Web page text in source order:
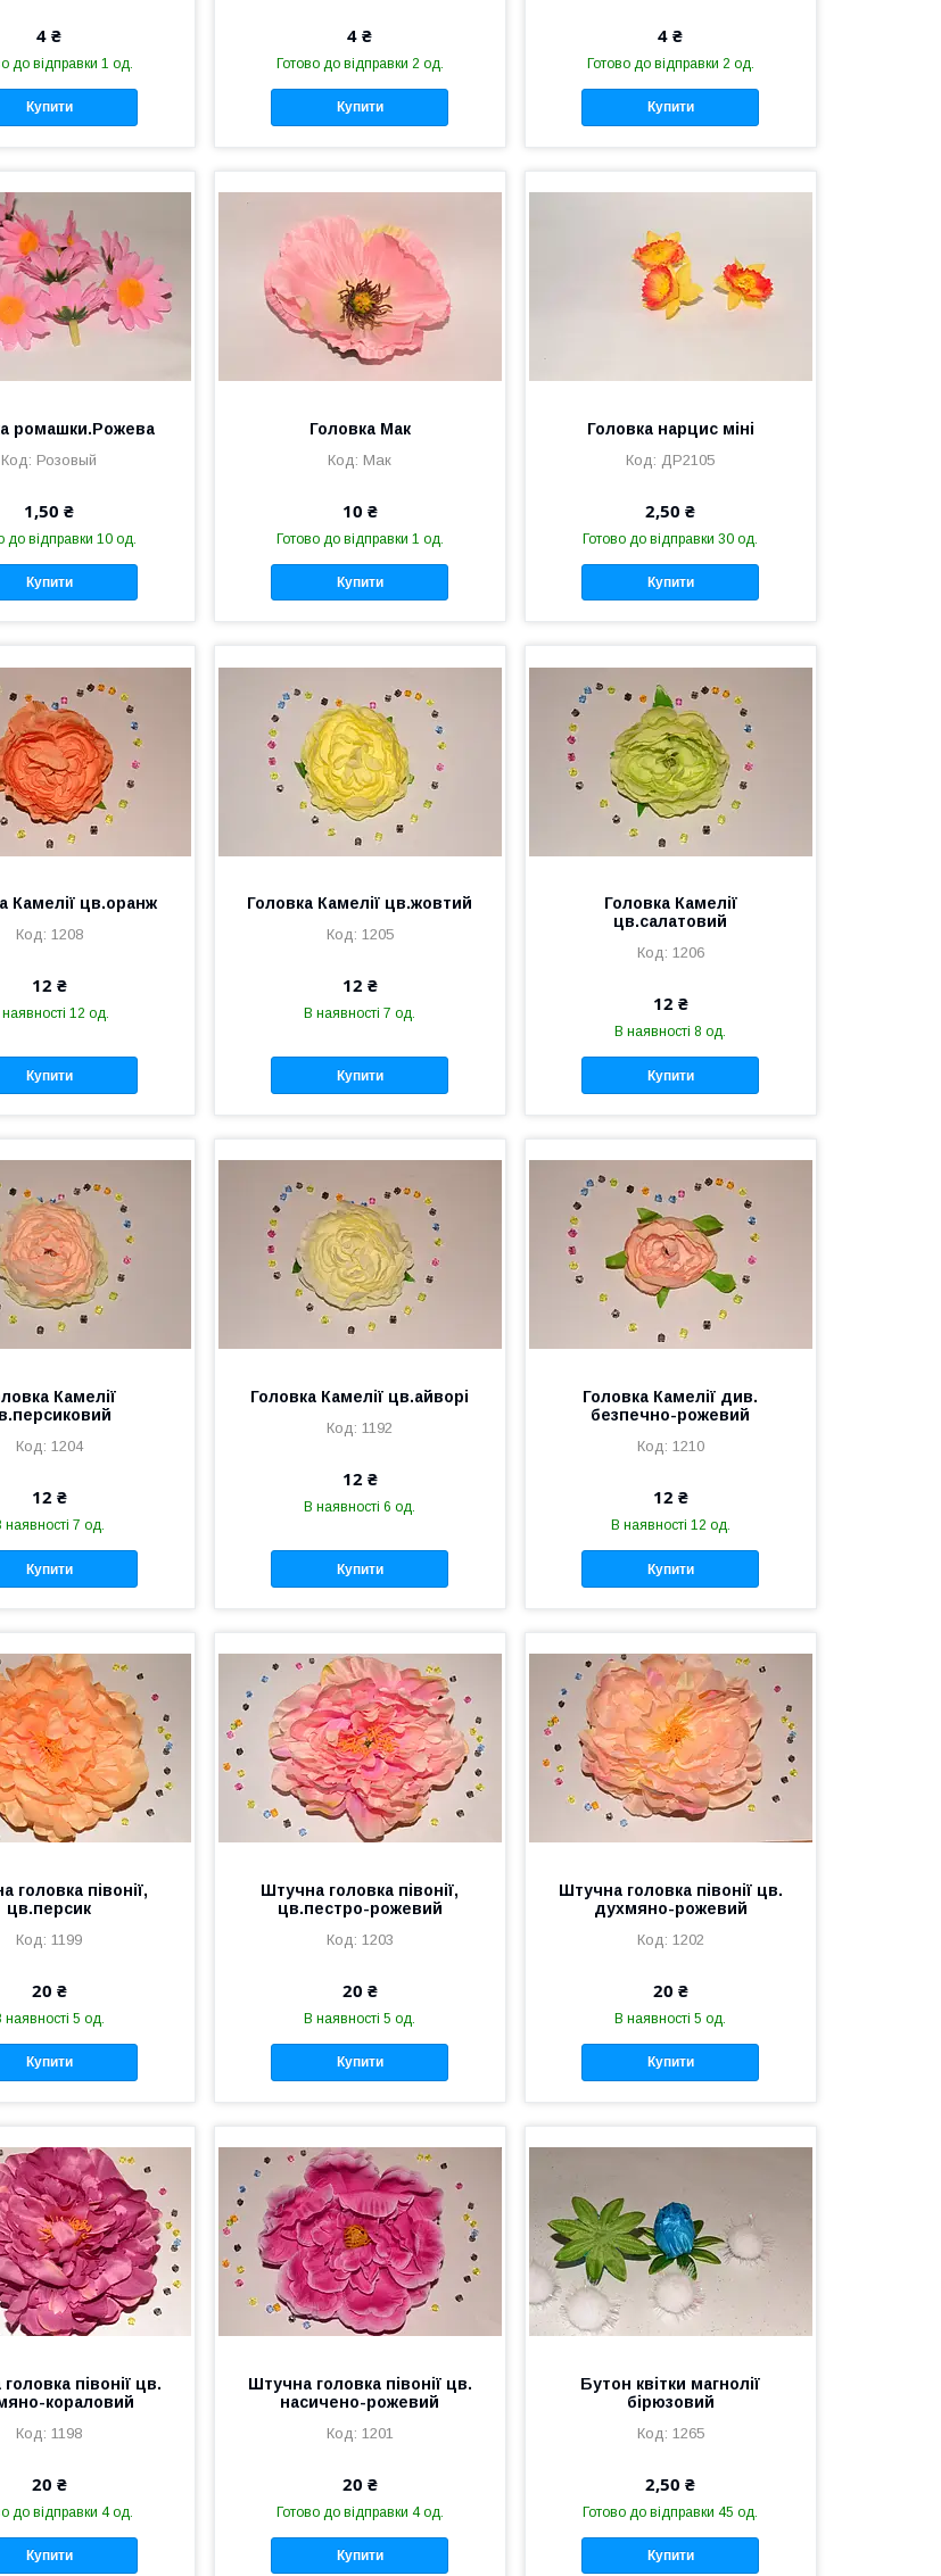
4 ₴
до відправки 1 од.
Купити
4 ₴
Готово до відправки 2 од.
Купити
4 ₴
Готово до відправки 2 од.
Купити
ромашки.Рожева
Розовый
1,50 ₴
до відправки 10 од.
Купити
Головка Мак
Мак
10 ₴
Готово до відправки 1 од.
Купити
Головка нарцис міні
ДР2105
2,50 ₴
Готово до відправки 30 од.
Купити
Камелії цв.оранж
1208
12 ₴
наявності 12 од.
Купити
Головка Камелії цв.жовтий
1205
12 ₴
В наявності 7 од.
Купити
Головка Камелії
цв.салатовий
1206
12 ₴
В наявності 8 од.
Купити
Камелії
1204
12 ₴
наявності 7 од.
Купити
Головка Камелії цв.айворі
1192
12 ₴
В наявності 6 од.
Купити
Головка Камелії див.
безпечно-рожевий
1210
12 ₴
В наявності 12 од.
Купити
головка півонії,
цв.персик
1199
20 ₴
наявності 5 од.
Купити
Штучна головка півонії,
цв.пестро-рожевий
1203
20 ₴
В наявності 5 од.
Купити
Штучна головка півонії цв.
духмяно-рожевий
1202
20 ₴
В наявності 5 од.
Купити
півонії цв.
кораловий
1198
20 ₴
до відправки 4 од.
Купити
Штучна головка півонії цв.
насичено-рожевий
1201
20 ₴
Готово до відправки 4 од.
Купити
Бутон квітки магнолії
бірюзовий
1265
2,50 ₴
Готово до відправки 45 од.
Купити